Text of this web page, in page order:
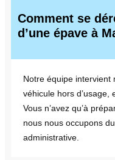
Comment se
d’une épave à
Notre équipe
véhicule hors d’usage,
Vous n’avez qu’à
nous nous occupons
administrative.